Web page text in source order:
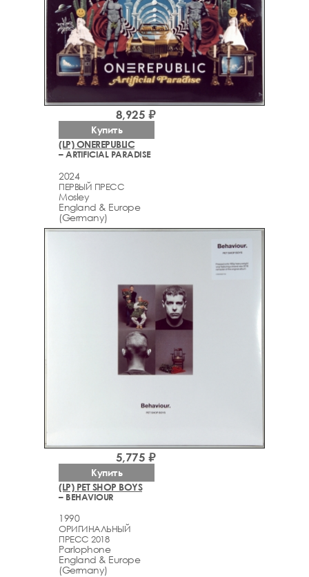
(LP) ONEREPUBLIC
– ARTIFICIAL PARADISE
2024
ПЕРВЫЙ ПРЕСС
Mosley
England & Europe
(Germany)
8,925 ₽
Купить
(LP) PET SHOP BOYS
– BEHAVIOUR
1990
ОРИГИНАЛЬНЫЙ
ПРЕСС 2018
Parlophone
England & Europe
(Germany)
5,775 ₽
Купить